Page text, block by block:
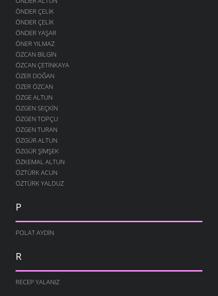
ÖNDER ÇELIK
ÖNDER ÇELIK
ÖNDER YAŞAR
ÖNER YILMAZ
ÖZCAN BILGIN
ÖZCAN ÇETINKAYA
ÖZER DOĞAN
ÖZER ÖZCAN
ÖZGE ALTUN
ÖZGEN SEÇKIN
ÖZGEN TOPÇU
ÖZGEN TURAN
ÖZGÜR ALTUN
ÖZGÜR ŞIMŞEK
ÖZKEMAL ALTUN
ÖZTÜRK ACUN
ÖZTÜRK YALDUZ
P
POLAT AYDIN
R
RECEP YALANIZ